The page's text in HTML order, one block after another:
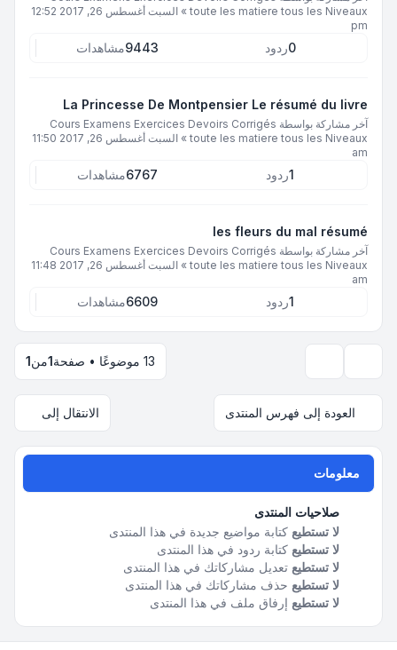
toute les matiere tous les Niveaux
»
السبت أغسطس 26, 2017 12:52
pm
0ردود 9443مشاهدات
La Princesse De Montpensier Le résumé du livre
آخر مشاركة بواسطة Cours Examens Exercices Devoirs Corrigés
toute les matiere tous les Niveaux
»
السبت أغسطس 26, 2017 11:50
am
1ردود 6767مشاهدات
les fleurs du mal résumé
آخر مشاركة بواسطة Cours Examens Exercices Devoirs Corrigés
toute les matiere tous les Niveaux
»
السبت أغسطس 26, 2017 11:48
am
1ردود 6609مشاهدات
13 موضوعًا • صفحة 1من1
العودة إلى فهرس المنتدى الانتقال إلى
معلومات
صلاحيات المنتدى
لا تستطيع كتابة مواضيع جديدة في هذا المنتدى
لا تستطيع كتابة ردود في هذا المنتدى
لا تستطيع تعديل مشاركاتك في هذا المنتدى
لا تستطيع حذف مشاركاتك في هذا المنتدى
لا تستطيع إرفاق ملف في هذا المنتدى